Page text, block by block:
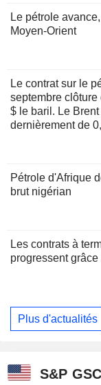
Le pétrole
Moyen-Orient
Le contrat sur le
septembre clôture
$ le baril. Le
dernièrement de
Pétrole d'Afrique
brut nigérian
Les contrats à
progressent
Plus d'actualités
S&P